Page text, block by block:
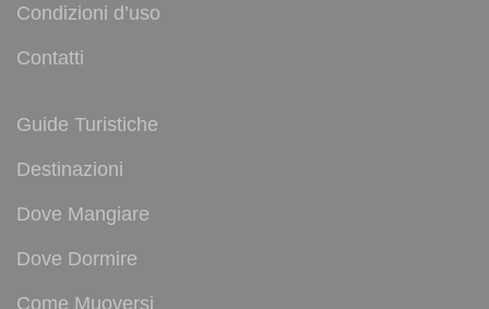
Condizioni d’uso
Contatti
Guide Turistiche
Destinazioni
Dove Mangiare
Dove Dormire
Come Muoversi